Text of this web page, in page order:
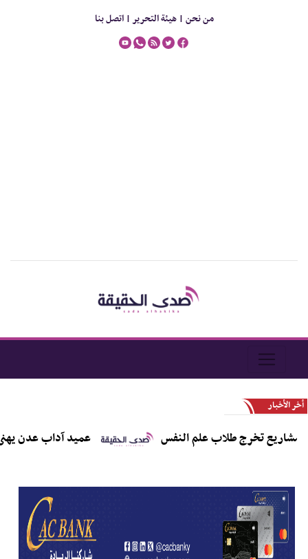
من نحن |هيئة التحرير |اتصل بنا
أخر الأخبار
تخرج طلاب علم النفس عميد آداب عدن يهنئ